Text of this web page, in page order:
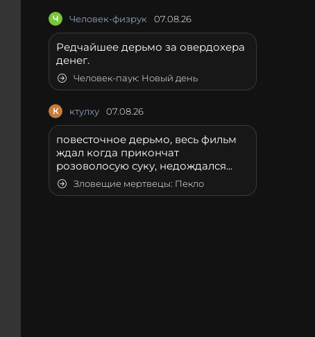
Ч Человек-физрук 07.08.26
Редчайшее дерьмо за овердохера
денег.
Человек-паук: Новый день
К ктулху 07.08.26
повесточное дерьмо, весь фильм
ждал когда прикончат
розоволосую суку, недождался...
Зловещие мертвецы: Пекло